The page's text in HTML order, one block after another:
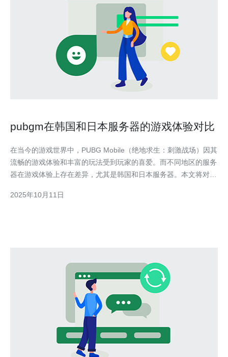
pubgm在韩国和日本服务器的游戏体验对比
在当今的游戏世界中，PUBG Mobile（绝地求生：刺激战场）因其
流畅的游戏体验和丰富的玩法受到玩家的喜爱。而不同地区的服务
器在游戏体验上存在差异，尤其是韩国和日本服务器。本文将对这
助玩家更好地选择适合自己的服务器。 1. 韩国服务器的游戏体验
2025年10月11日